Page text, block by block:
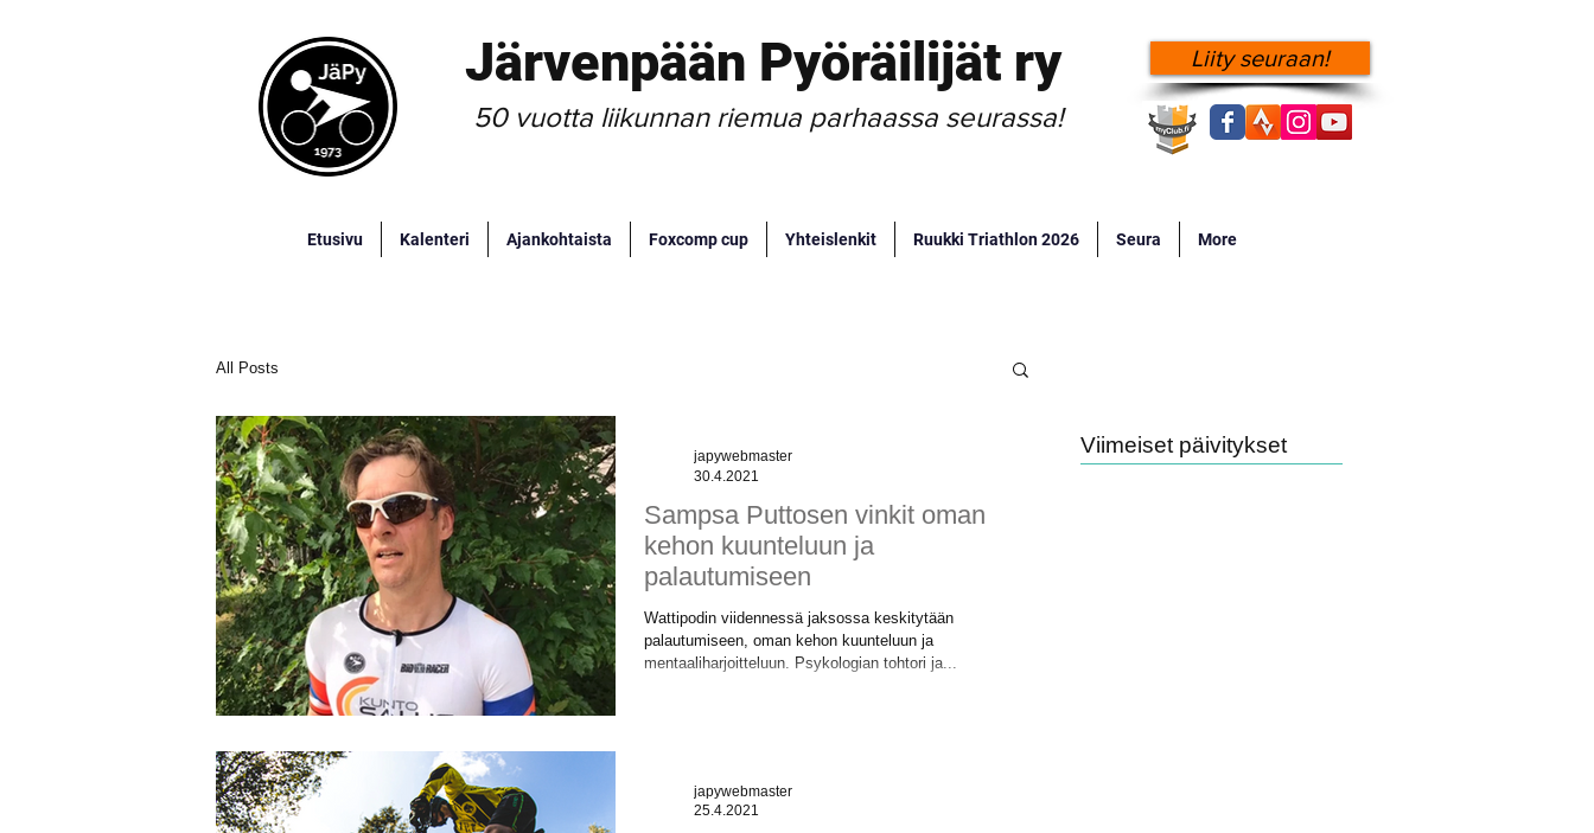
Järvenpään Pyöräilijät ry
50 vuotta liikunnan riemua parhaassa seurassa!
Liity seuraan!
Etusivu Kalenteri Ajankohtaista Foxcomp cup Yhteislenkit Ruukki Triathlon 2026 Seura More
All Posts
Sampsa Puttosen vinkit oman
kehon kuunteluun ja
palautumiseen
Wattipodin viidennessä jaksossa keskitytään
palautumiseen, oman kehon kuunteluun ja
mentaaliharjoitteluun. Psykologian tohtori ja...
japywebmaster
30.4.2021
japywebmaster
25.4.2021
Viimeiset päivitykset